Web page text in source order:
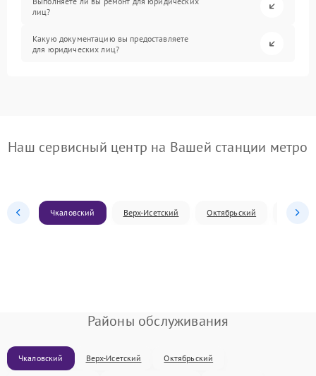
лиц?
Какую документацию вы предоставляете
для юридических лиц?
Наш сервисный центр на Вашей станции метро
Чкаловский Верх-Исетский Октябрьский
Районы обслуживания
Чкаловский Верх-Исетский Октябрьский